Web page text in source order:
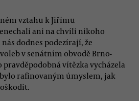
vztahu k Jiřímu
ani na chvíli nikoho
dodnes podezírají, že
voleb v senátním obvodě Brno-
pravděpodobná vítězka vycházela
rafinovaným úmyslem, jak